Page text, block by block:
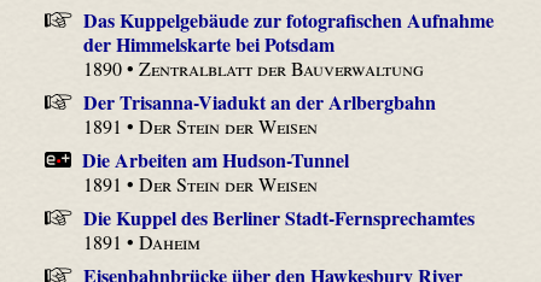
Das Kuppelgebäude zur fotografischen Aufnahme
der Himmelskarte bei Potsdam
1890 •Zentralblatt der Bauverwaltung
Der Trisanna-Viadukt an der Arlbergbahn
1891 •Der Stein der Weisen
Die Arbeiten am Hudson-Tunnel
1891 •Der Stein der Weisen
Die Kuppel des Berliner Stadt-Fernsprechamtes
1891 •Daheim
Eisenbahnbrücke über den Hawkesbury River